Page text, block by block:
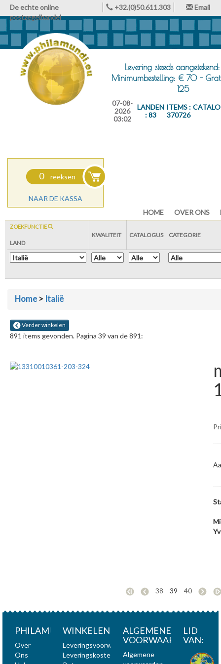
De echte online
postzegelhandel
+32.(0)50.611.303 Email
Levering steeds
Minimumbestelling: € 70 -
125
07-08-
2026
03:02
LANDEN
: 83
ITEMS :
370726
0 reeksen
NAAR DE KASSA
HOME
OVER ONS
ZOEKFUNCTIE
LAND
KWALITEIT CATALOGUS CATEGORIE
Home> Italië
Verder winkelen
891 items gevonden. Pagina 39 van de 891:
38 39 40
PHILAMUNDI
Over
Ons
WINKELEN
Leveringsvoorwaarden
Leveringskosten
ALGEMENE
VOORWAARDEN
Algemene
LID
VAN: